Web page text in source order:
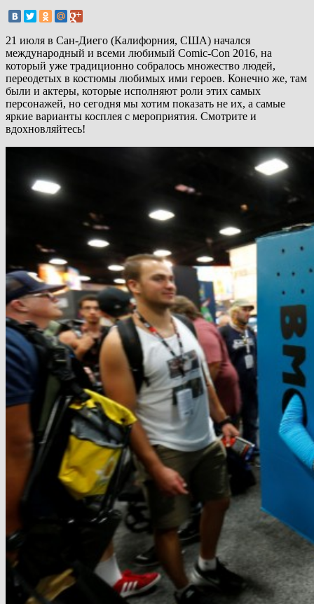
21 июля в Сан-Диего (Калифорния, США) начался
международный и всеми любимый Comic-Con 2016, на
который уже традиционно собралось множество людей,
переодетых в костюмы любимых ими героев. Конечно же, там
были и актеры, которые исполняют роли этих самых
персонажей, но сегодня мы хотим показать не их, а самые
яркие варианты косплея с мероприятия. Смотрите и
вдохновляйтесь!